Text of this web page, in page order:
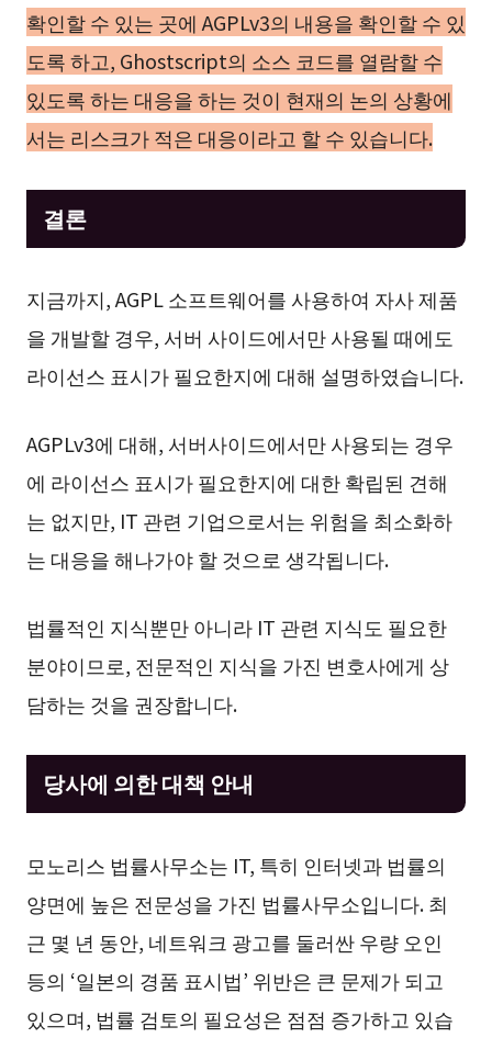
확인할 수 있는 곳에 AGPLv3의 내용을 확인할 수 있
도록 하고, Ghostscript의 소스 코드를 열람할 수
있도록 하는 대응을 하는 것이 현재의 논의 상황에
서는 리스크가 적은 대응이라고 할 수 있습니다.
결론
지금까지, AGPL 소프트웨어를 사용하여 자사 제품
을 개발할 경우, 서버 사이드에서만 사용될 때에도
라이선스 표시가 필요한지에 대해 설명하였습니다.
AGPLv3에 대해, 서버사이드에서만 사용되는 경우
에 라이선스 표시가 필요한지에 대한 확립된 견해
는 없지만, IT 관련 기업으로서는 위험을 최소화하
는 대응을 해나가야 할 것으로 생각됩니다.
법률적인 지식뿐만 아니라 IT 관련 지식도 필요한
분야이므로, 전문적인 지식을 가진 변호사에게 상
담하는 것을 권장합니다.
당사에 의한 대책 안내
모노리스 법률사무소는 IT, 특히 인터넷과 법률의
양면에 높은 전문성을 가진 법률사무소입니다. 최
근 몇 년 동안, 네트워크 광고를 둘러싼 우량 오인
등의 ‘일본의 경품 표시법’ 위반은 큰 문제가 되고
있으며, 법률 검토의 필요성은 점점 증가하고 있습